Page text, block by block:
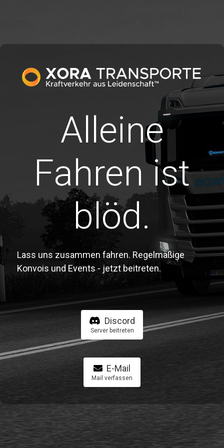
Alleine
Fahren ist
blöd.
Lass uns zusammen fahren. Regelmäßige
Konvois und Events - jetzt beitreten.
Discord
Server beitreten
E-Mail
Mail verfassen